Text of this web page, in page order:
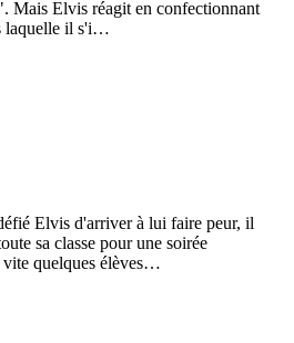
Mais Elvis réagit en confectionnant
laquelle il s'i…
Elvis d'arriver à lui faire peur, il
sa classe pour une soirée
quelques élèves…